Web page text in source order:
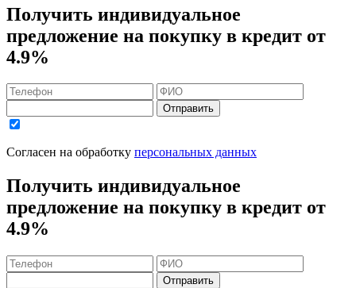
Получить индивидуальное
предложение на покупку в кредит от
4.9%
Отправить
Согласен на обработку персональных данных
Получить индивидуальное
предложение на покупку в кредит от
4.9%
Отправить